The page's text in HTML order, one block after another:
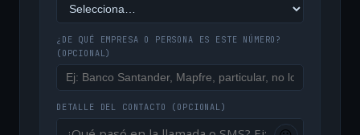
¿DE QUÉ EMPRESA O PERSONA ES ESTE NÚMERO?
(OPCIONAL)
DETALLE DEL CONTACTO (OPCIONAL)